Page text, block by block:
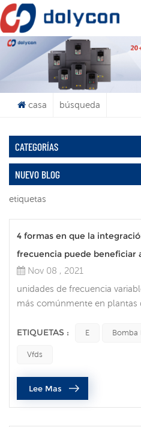
¿Qué
casa búsqueda
CATEGORÍAS
NUEVO BLOG
etiquetas
4 formas en que la
frecuencia puede beneficiar
Nov 08 , 2021
unidades de frecuencia
más comúnmente en plantas
los últimos años, han ganado
beneficios., que incluyen
mayor vida útil del motor,
ETIQUETAS : E Bomba
Vfds
Lee Mas